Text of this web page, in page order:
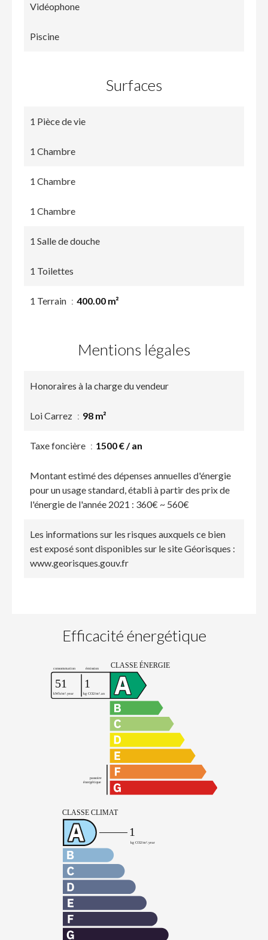
Vidéophone
Piscine
Surfaces
1 Pièce de vie
1 Chambre
1 Chambre
1 Chambre
1 Salle de douche
1 Toilettes
1 Terrain 400.00 m²
Mentions légales
Honoraires à la charge du vendeur
Loi Carrez 98 m²
Taxe foncière 1500 € / an
Montant estimé des dépenses annuelles d'énergie
pour un usage standard, établi à partir des prix de
l'énergie de l'année 2021 : 360€ ~ 560€
Les informations sur les risques auxquels ce bien
est exposé sont disponibles sur le site Géorisques :
www.georisques.gouv.fr
Efficacité énergétique